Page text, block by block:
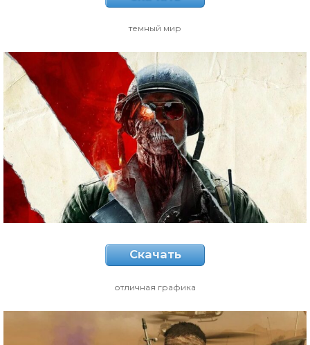
темный мир
Скачать
отличная графика